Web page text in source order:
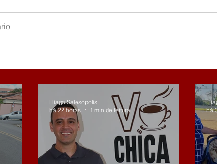
Hiago Salesópolis
há 22 horas
1 min de leitura
há